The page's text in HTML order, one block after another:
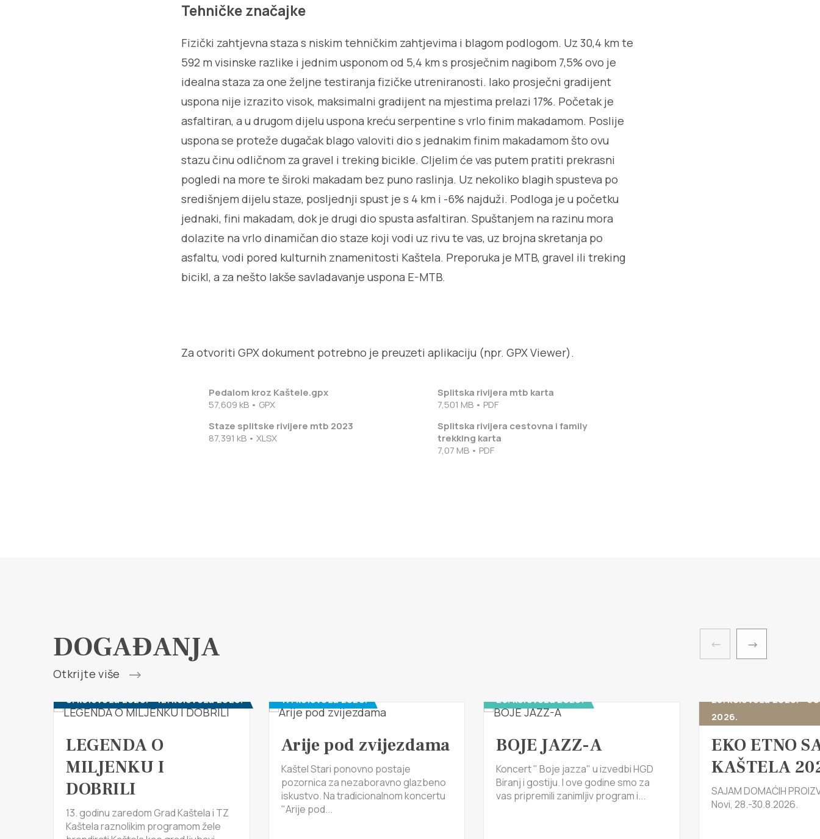
Tehničke značajke
Fizički zahtjevna staza s niskim tehničkim zahtjevima i blagom podlogom. Uz 30,4 km te
592 m visinske razlike i jednim usponom od 5,4 km s prosječnim nagibom 7,5% ovo je
idealna staza za one željne testiranja fizičke utreniranosti. Iako prosječni gradijent
uspona nije izrazito visok, maksimalni gradijent na mjestima prelazi 17%. Početak je
asfaltiran, a u drugom dijelu uspona kreću serpentine s vrlo finim makadamom. Poslije
uspona se proteže dugačak blago valoviti dio s jednakim finim makadamom što ovu
stazu činu odličnom za gravel i treking bicikle. CIjelim će vas putem pratiti prekrasni
pogledi na more te široki makadam bez puno raslinja. Uz nekoliko blagih spusteva po
središnjem dijelu staze, posljednji spust je s 4 km i -6% najduži. Podloga je u početku
jednaki, fini makadam, dok je drugi dio spusta asfaltiran. Spuštanjem na razinu mora
dolazite na vrlo dinamičan dio staze koji vodi uz rivu te vas, uz brojna skretanja po
asfaltu, vodi pored kulturnih znamenitosti Kaštela. Preporuka je MTB, gravel ili treking
bicikl, a za nešto lakše savladavanje uspona E-MTB.
Za otvoriti GPX dokument potrebno je preuzeti aplikaciju (npr. GPX Viewer).
Pedalom kroz Kaštele.gpx
57,609 kB • GPX
Splitska rivijera mtb karta
7,501 MB • PDF
Staze splitske rivijere mtb 2023
87,391 kB • XLSX
Splitska rivijera cestovna i family
trekking karta
7,07 MB • PDF
DOGAĐANJA
Otkrijte više
6. kolovoza 2026. - 12. kolovoza 2026.
LEGENDA O
MILJENKU I
DOBRILI
13. godinu zaredom Grad Kaštela i TZ
Kaštela raznolikim programom žele
17. kolovoza 2026.
Arije pod zvijezdama
Kaštel Stari ponovno postaje
pozornica za nezaboravno glazbeno
iskustvo. Na tradicionalnom koncertu
"Arije pod...
28. kolovoza 2026.
BOJE JAZZ-A
Koncert " Boje jazza" u izvedbi HGD
Biranj i gostiju. I ove godine smo za
vas pripremili zanimljiv program i...
28. kolovoza 2026. -
2026.
EKO ETNO
KAŠTELA
SAJAM DOMAĆIH
Novi, 28.-30.8.2026.